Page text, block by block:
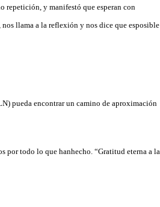
y manifestó que esperan con
llama a la reflexión y nos dice que esposible
pueda encontrar un camino de aproximación
por todo lo que hanhecho. “Gratitud eterna a la